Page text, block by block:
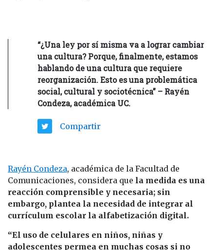
“¿Una ley por sí misma va a lograr cambiar
una cultura? Porque, finalmente, estamos
hablando de una cultura que requiere
reorganización. Esto es una problemática
social, cultural y sociotécnica” – Rayén
Condeza, académica UC.
Compartir
Rayén Condeza, académica de la Facultad de
Comunicaciones, considera que la medida es una
reacción comprensible y necesaria; sin
embargo, plantea la necesidad de integrar al
currículum escolar la alfabetización digital.
“El uso de celulares en niños, niñas y
adolescentes permea en muchas cosas si no